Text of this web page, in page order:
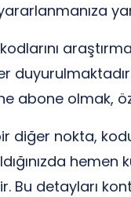
abone olmak,
diğer nokta,
detayları